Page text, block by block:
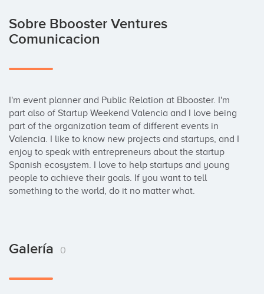
Sobre Bbooster Ventures
Comunicacion
I'm event planner and Public Relation at Bbooster. I'm
part also of Startup Weekend Valencia and I love being
part of the organization team of different events in
Valencia. I like to know new projects and startups, and I
enjoy to speak with entrepreneurs about the startup
Spanish ecosystem. I love to help startups and young
people to achieve their goals. If you want to tell
something to the world, do it no matter what.
Galería 0